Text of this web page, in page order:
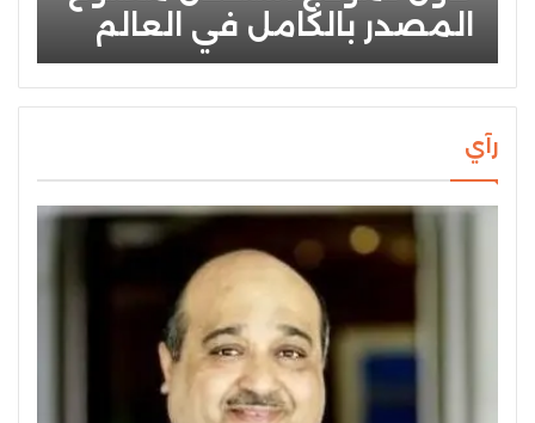
المصدر بالكامل في العالم
رآي